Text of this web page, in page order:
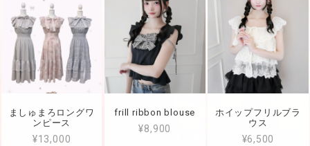
ましゅまろロングワ
ンピース
¥13,000
frill ribbon blouse
¥8,900
ホイップフリルブラ
ウス
¥6,500